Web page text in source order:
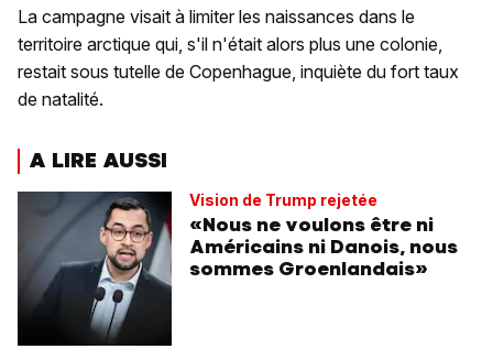
La campagne visait à limiter les naissances dans le
territoire arctique qui, s'il n'était alors plus une colonie,
restait sous tutelle de Copenhague, inquiète du fort taux
de natalité.
A LIRE AUSSI
Vision de Trump rejetée
«Nous ne voulons être ni
Américains ni Danois, nous
sommes Groenlandais»